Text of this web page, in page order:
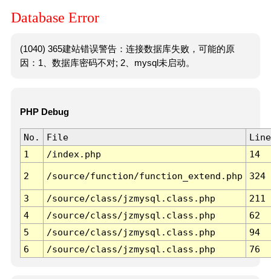
Database Error
(1040) 365建站错误警告：连接数据库失败，可能的原
因：1、数据库密码不对; 2、mysql未启动。
PHP Debug
No. File
Line
1
/index.php 14
2 /source/function/function_extend.php 324
3 /source/class/jzmysql.class.php
211
4
/source/class/jzmysql.class.php
62
5
/source/class/jzmysql.class.php
94
6
/source/class/jzmysql.class.php 76